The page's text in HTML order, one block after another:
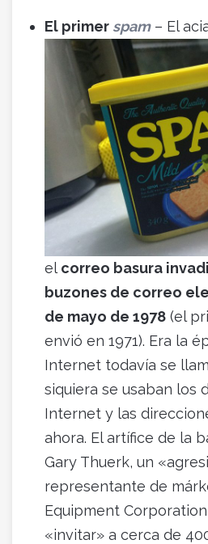
El primer spam– El
el correo basura
buzones de correo
de mayo de 1978 (el
envió en 1971). Era la
Internet todavía se
siquiera se usaban los
Internet y las
ahora. El artífice de la
Gary Thuerk, un
representante de
Equipment
«invitar» a cerca de